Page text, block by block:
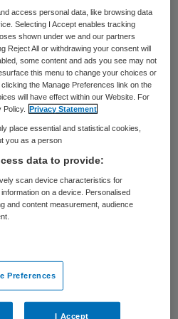
vele zorgorganisaties
over
en patiënttevredenheid
dagelijkse
zorgverlening. Een
een lastige klus want
ga je verder wanneer
om de gehele
zij geven
dagelijkse zorg en
die we behandelen. In
uitkomsten, die
is gegeven, geven
access personal data, like browsing data
Selecting I Accept enables tracking
shown under we and our partners
Reject All or withdrawing your consent will
some content and ads you see may not
this menu to change your choices or
the Manage Preferences link on the
will have effect within our Website. For
Policy.
Privacy Statement
place essential and statistical cookies,
you as a person
data to provide:
scan device characteristics for
on a device. Personalised
and content measurement, audience
Preferences
I Accept